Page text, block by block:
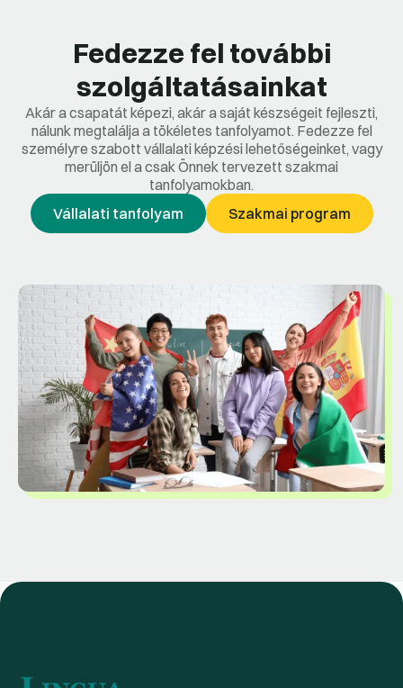
Fedezze fel további
szolgáltatásainkat
Akár a csapatát képezi, akár a saját készségeit fejleszti,
nálunk megtalálja a tökéletes tanfolyamot. Fedezze fel
személyre szabott vállalati képzési lehetőségeinket, vagy
merüljön el a csak Önnek tervezett szakmai
tanfolyamokban.
Vállalati tanfolyam
Szakmai program